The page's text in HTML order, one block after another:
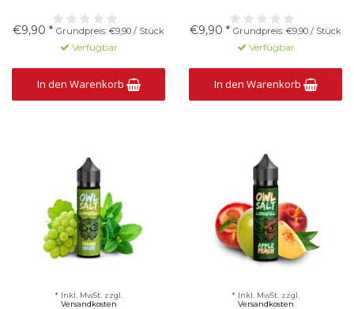
€9,90 * Grundpreis: €9,90 / Stück
Verfügbar
In den Warenkorb
€9,90 * Grundpreis: €9,90 / Stück
Verfügbar
In den Warenkorb
* Inkl. MwSt. zzgl.
Versandkosten
* Inkl. MwSt. zzgl.
Versandkosten